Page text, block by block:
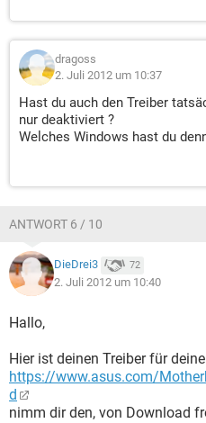
dragoss
2. Juli 2012 um 10:37
Hast du auch den Treiber
nur deaktiviert ?
Welches Windows hast du
ANTWORT 6 / 10
DieDrei3 72
2. Juli 2012 um 10:40
Hallo,
Hier ist deinen Treiber für
https://www.asus.com/
d
nimm dir den, von Download